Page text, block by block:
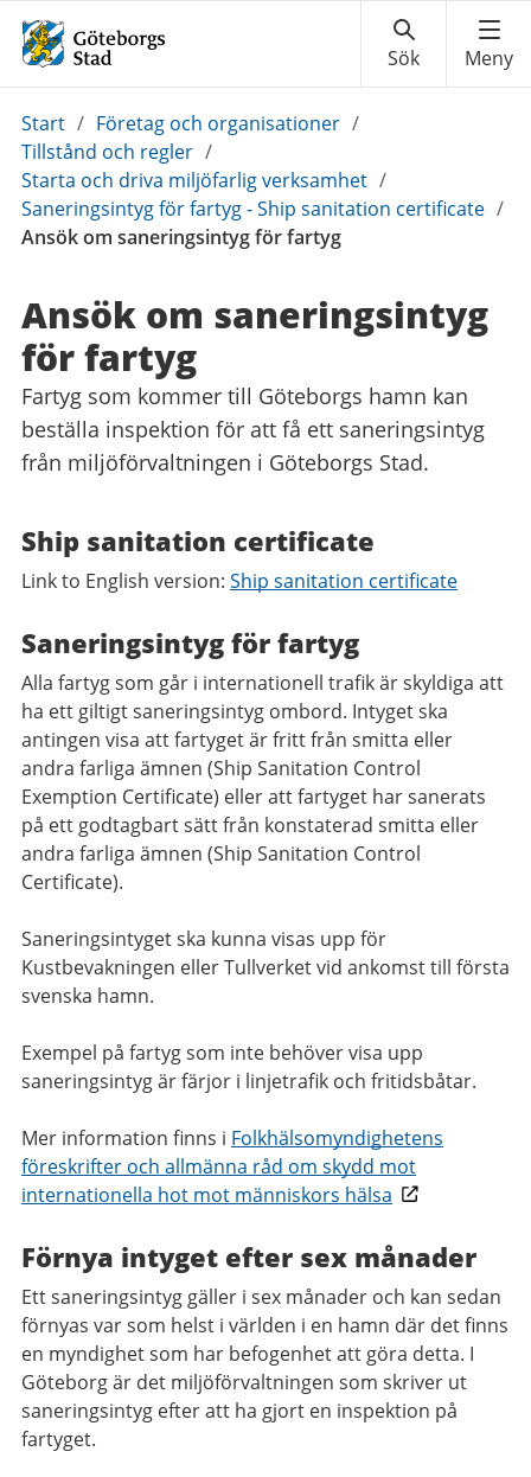
Du
är
här:
Start / Företag och organisationer /
Tillstånd och regler /
Starta och driva miljöfarlig verksamhet /
Saneringsintyg för fartyg - Ship sanitation certificate /
Ansök om saneringsintyg för fartyg
Ansök om saneringsintyg
för fartyg
Fartyg som kommer till Göteborgs hamn kan
beställa inspektion för att få ett saneringsintyg
från miljöförvaltningen i Göteborgs Stad.
Ship sanitation certificate
Link to English version: Ship sanitation certificate
Saneringsintyg för fartyg
Alla fartyg som går i internationell trafik är skyldiga att
ha ett giltigt saneringsintyg ombord. Intyget ska
antingen visa att fartyget är fritt från smitta eller
andra farliga ämnen (Ship Sanitation Control
Exemption Certificate) eller att fartyget har sanerats
på ett godtagbart sätt från konstaterad smitta eller
andra farliga ämnen (Ship Sanitation Control
Certificate).
Saneringsintyget ska kunna visas upp för
Kustbevakningen eller Tullverket vid ankomst till första
svenska hamn.
Exempel på fartyg som inte behöver visa upp
saneringsintyg är färjor i linjetrafik och fritidsbåtar.
Mer information finns i Folkhälsomyndighetens
föreskrifter och allmänna råd om skydd mot
internationella hot mot människors hälsa
Förnya intyget efter sex månader
Ett saneringsintyg gäller i sex månader och kan sedan
förnyas var som helst i världen i en hamn där det finns
en myndighet som har befogenhet att göra detta. I
Göteborg är det miljöförvaltningen som skriver ut
saneringsintyg efter att ha gjort en inspektion på
fartyget.